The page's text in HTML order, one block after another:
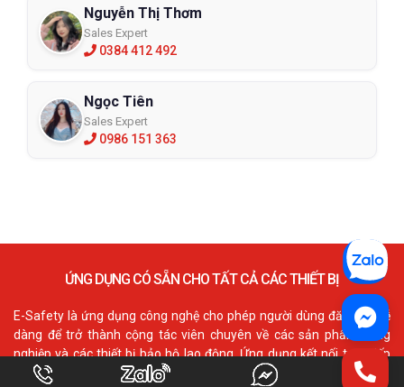
Nguyễn Thị Thơm
Sales Expert
0384 412 492
Ngọc Tiên
Sales Expert
0986 151 363
ỨNG DỤNG CÓ SẴN CHO TẤT CẢ CÁC THIẾT BỊ
E-Safety là ứng dụng công nghệ cho phép người dùng đăng ký dễ
dàng để trở thành cộng tác viên chuyên về các sản phẩm công
nghiệp và các thiết bị bảo hộ lao động. Ứng dụng kết nối trực tiếp
với cổng website chính từ nhà cung cấp hàng hóa. Nó cho phép